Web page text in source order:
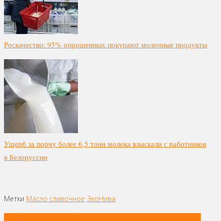
Роскачество: 95% опрошенных покупают молочные продукты
Ущерб за порчу более 6,5 тонн молока взыскали с работников
в Белоруссии
Метки Масло сливочное ЭкоНива